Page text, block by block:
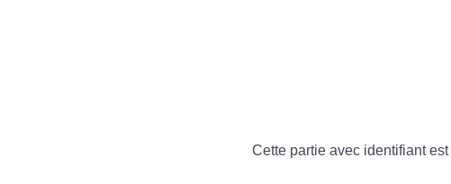
Cette partie avec identifiant est